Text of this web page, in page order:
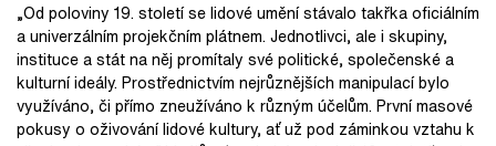
„Od poloviny 19. století se lidové umění stávalo takřka oficiálním
a univerzálním projekčním plátnem. Jednotlivci, ale i skupiny,
instituce a stát na něj promítaly své politické, společenské a
kulturní ideály. Prostřednictvím nejrůznějších manipulací bylo
využíváno, či přímo zneužíváno k různým účelům. První masové
pokusy o oživování lidové kultury, ať už pod záminkou vztahu k